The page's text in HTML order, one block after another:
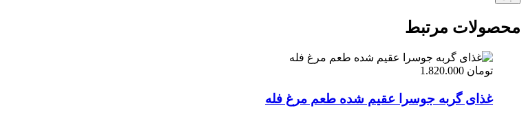
محصولات مرتبط
تومان
غذای گربه جوسرا عقیم شده طعم مرغ فله